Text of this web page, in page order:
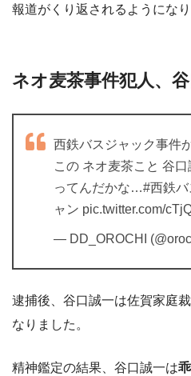
報道がくり返されるようになり
ネオ麦茶事件犯人、
西鉄バスジャック事件
この ネオ麦茶こと 谷
ってんだかな…#西鉄
ャン pic.twitter.com/
— DD_OROCHI
逮捕後、谷口誠一は佐賀家庭
なりました。
精神鑑定の結果、谷口誠一は